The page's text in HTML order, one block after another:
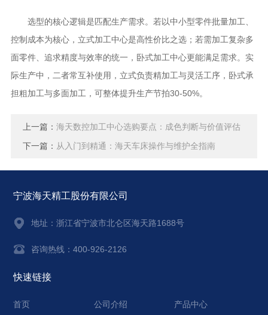
选型的核心逻辑是匹配生产需求。若以中小型零件批量加工、
控制成本为核心，立式加工中心是高性价比之选；若需加工复杂多
面零件、追求精度与效率的统一，卧式加工中心更能满足需求。实
际生产中，二者常互补使用，立式负责精加工与灵活工序，卧式承
担粗加工与多面加工，可整体提升生产节拍30-50%。
上一篇： 海天数控加工中心选购要点：成色判断与价值评估
下一篇： 从入门到精通：海天车床操作与维护全指南
宁波海天精工股份有限公司
地址：浙江省宁波市北仑区海天路1688号
咨询热线：400-926-2126
快速链接
首页 公司介绍 产品中心